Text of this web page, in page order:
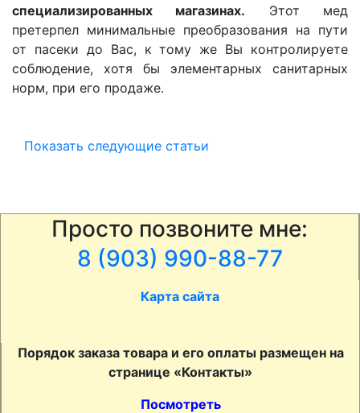
специализированных магазинах. Этот мед
претерпел минимальные преобразования на пути
от пасеки до Вас, к тому же Вы контролируете
соблюдение, хотя бы элементарных санитарных
норм, при его продаже.
Показать следующие статьи
Просто позвоните мне:
8 (903) 990-88-77
Карта сайта
Порядок заказа товара и его оплаты размещен на
странице «Контакты»
Посмотреть